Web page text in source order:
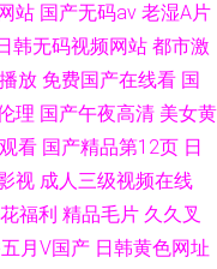
站 国产无码av 老湿A片
韩无码视频网站 都市激
放 免费国产在线看 国
理 国产午夜高清 美女黄
看 国产精品第12页 日
视 成人三级视频在线
福利 精品毛片 久久叉
月V国产 日韩黄色网址